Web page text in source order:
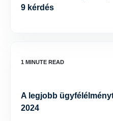
9 kérdés
A legjobb
2024